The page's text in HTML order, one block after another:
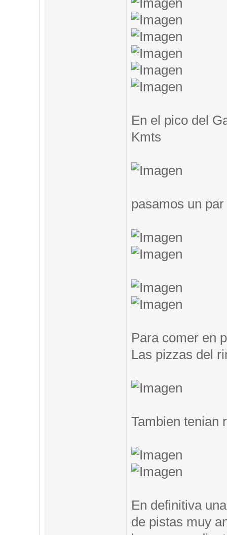
En el pico del
Kmts
pasamos un
Para comer en
Las pizzas del
Tambien tenian
En definitiva
de pistas muy